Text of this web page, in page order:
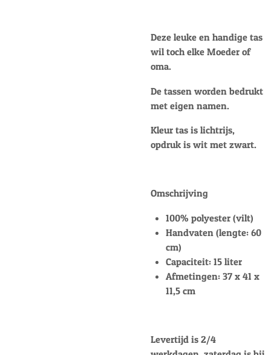
Deze leuke en handige tas
wil toch elke Moeder of
oma.
De tassen worden bedrukt
met eigen namen.
Kleur tas is lichtrijs,
opdruk is wit met zwart.
Omschrijving
100% polyester (vilt)
Handvaten (lengte: 60
cm)
Capaciteit: 15 liter
Afmetingen: 37 x 41 x
11,5 cm
Levertijd is 2/4